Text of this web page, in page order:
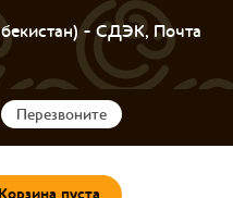
- СДЭК, Почта
Перезвоните